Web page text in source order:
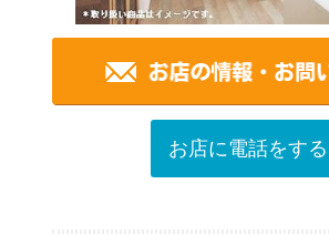
お店に電話をする